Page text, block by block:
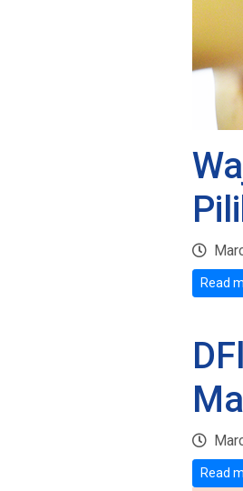
Read
Read